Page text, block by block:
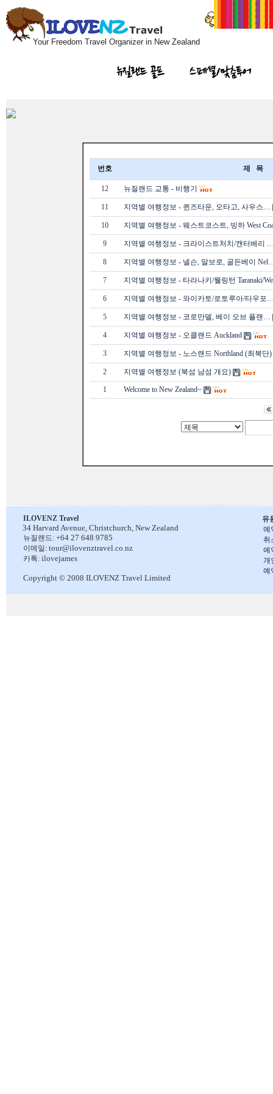
Your Freedom Travel Organizer in New Zealand
뉴질랜드 골프 스페셜/맞춤투어
번호 제 목
12 뉴질랜드 교통 - 비행기
11 지역별 여행정보 - 퀸즈타운, 오타고, 사우스…
10 지역별 여행정보 - 웨스트코스트, 빙하 West
9 지역별 여행정보 - 크라이스트처치/캔터베리
8 지역별 여행정보 - 넬슨, 말보로, 골든베이
7 지역별 여행정보 - 타라나키/웰링턴 Taranaki/
6 지역별 여행정보 - 와이카토/로토루아/타우포
5 지역별 여행정보 - 코로만델, 베이 오브 플랜…
4 지역별 여행정보 - 오클랜드 Auckland
3 지역별 여행정보 - 노스랜드 Northland (최북단)
2 지역별 여행정보 (북섬 남섬 개요)
1 Welcome to New Zealand~
유
예
취
예
개
예
ILOVENZ Travel
34 Harvard Avenue, Christchurch, New Zealand
뉴질랜드: +64 27 648 9785
이메일: tour@ilovenztravel.co.nz
카톡: ilovejames
Copyright © 2008 ILOVENZ Travel Limited